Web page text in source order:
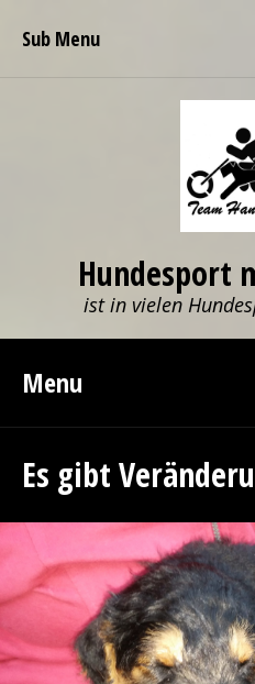
Sub Menu
Hundesport
ist in vielen
Menu
Es gibt